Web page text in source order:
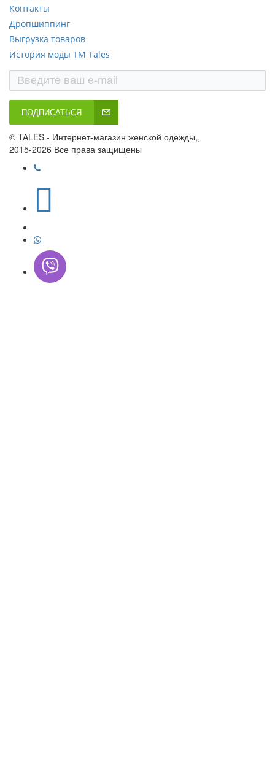
Контакты
Дропшиппинг
Выгрузка товаров
История моды ТМ Tales
ПОДПИСАТЬСЯ
© TALES - Интернет-магазин женской одежды,,
2015-2026 Все права защищены